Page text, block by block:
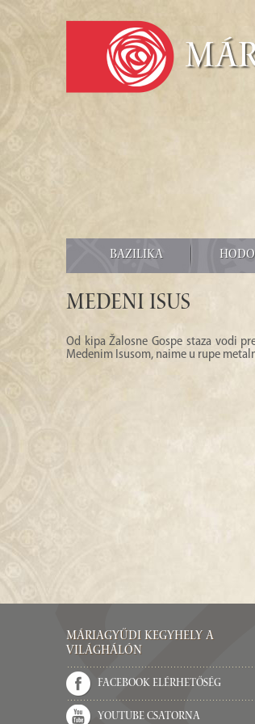
BAZILIKA
Medeni Isus
Od kipa Žalosne Gospe staza vodi
Medenim Isusom, naime u rupe
Máriagyűdi Kegyhely a
világhálón
Facebook elérhetőség
Youtube csatorna